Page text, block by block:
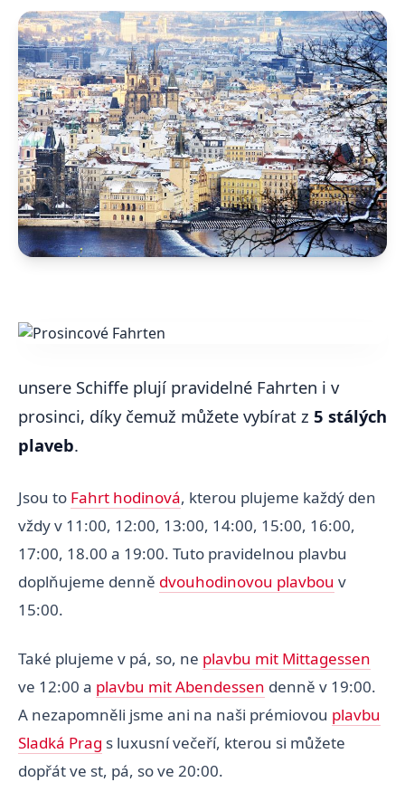
unsere Schiffe plují pravidelné Fahrten i v
prosinci, díky čemuž můžete vybírat z 5 stálých
plaveb.
Jsou to Fahrt hodinová, kterou plujeme každý den
vždy v 11:00, 12:00, 13:00, 14:00, 15:00, 16:00,
17:00, 18.00 a 19:00. Tuto pravidelnou plavbu
doplňujeme denně dvouhodinovou plavbou v
15:00.
Také plujeme v pá, so, ne plavbu mit Mittagessen
ve 12:00 a plavbu mit Abendessen denně v 19:00.
A nezapomněli jsme ani na naši prémiovou plavbu
Sladká Prag s luxusní večeří, kterou si můžete
dopřát ve st, pá, so ve 20:00.